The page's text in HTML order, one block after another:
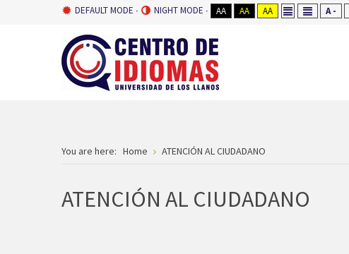
DEFAULT MODE NIGHT MODE AA AA AA A -
You are here: Home ATENCIÓN AL CIUDADANO
ATENCIÓN AL CIUDADANO